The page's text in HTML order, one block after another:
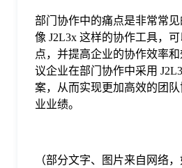
部门协作中的痛点是非常常
像 J2L3x 这样的协作工具，
点，并提高企业的协作效率
议企业在部门协作中采用
案，从而实现更加高效的团
业业绩。
（部分文字、图片来自网络